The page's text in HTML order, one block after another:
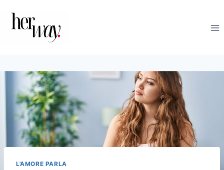
contenuto
L'AMORE PARLA